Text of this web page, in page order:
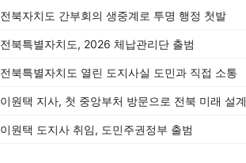
전북자치도 간부회의 생중계로 투명 행정 첫발
전북특별자치도, 2026 체납관리단 출범
전북특별자치도 열린 도지사실 도민과 직접 소통
이원택 지사, 첫 중앙부처 방문으로 전북 미래 설계
이원택 도지사 취임, 도민주권정부 출범